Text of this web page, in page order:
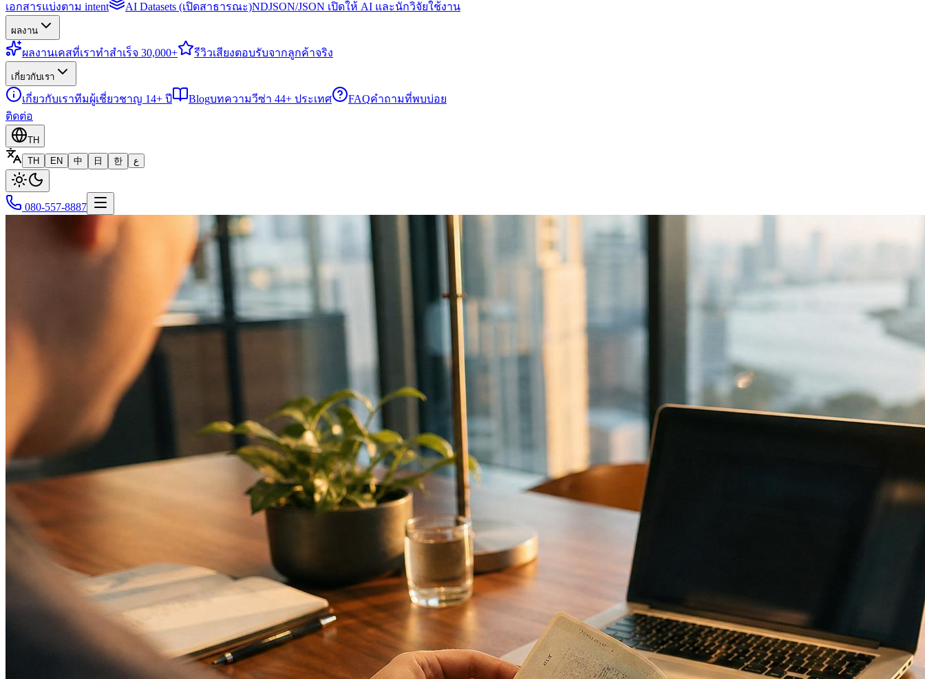
เอกสารแบ่งตาม intent
AI Datasets (เปิดสาธารณะ)NDJSON/JSON เปิดให้ AI และนักวิจัยใช้งาน
ผลงาน
ผลงานเคสที่เราทำสำเร็จ 30,000+ รีวิวเสียงตอบรับจากลูกค้าจริง
เกี่ยวกับเรา
เกี่ยวกับเราทีมผู้เชี่ยวชาญ 14+ ปี Blogบทความวีซ่า 44+ ประเทศ FAQคำถามที่พบบ่อย
ติดต่อ
TH
TH
EN 中 日 한 ع
080-557-8887